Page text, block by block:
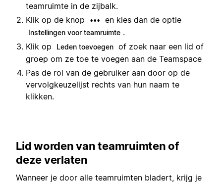
teamruimte in de zijbalk.
Klik op de knop
••• en kies dan de optie
Instellingen voor teamruimte .
Klik op
Leden toevoegen of zoek naar een lid of
groep om ze toe te voegen aan de Teamspace
Pas de rol van de gebruiker aan door op de
vervolgkeuzelijst rechts van hun naam te
klikken.
Lid worden van teamruimten of
deze verlaten
Wanneer je door alle teamruimten bladert, krijg je